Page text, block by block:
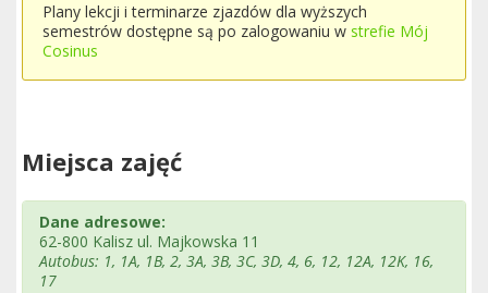
Plany lekcji i terminarze zjazdów dla wyższych
semestrów dostępne są po zalogowaniu w strefie Mój
Cosinus
Miejsca zajęć
Dane adresowe:
62-800 Kalisz ul. Majkowska 11
Autobus: 1, 1A, 1B, 2, 3A, 3B, 3C, 3D, 4, 6, 12, 12A, 12K, 16,
17